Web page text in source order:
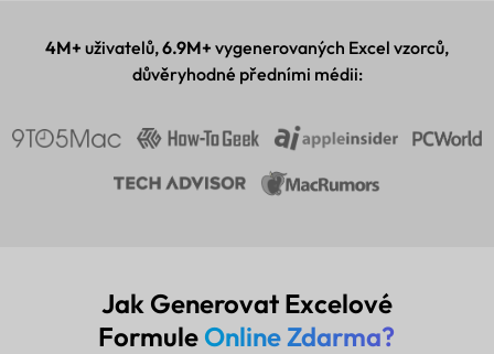
4M+ uživatelů,6.9M+ vygenerovaných Excel vzorců,
důvěryhodné předními médii:
Jak Generovat Excelové
FormuleOnline Zdarma?